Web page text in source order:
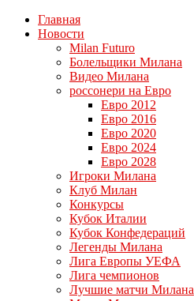
Главная
Новости
Milan Futuro
Болельщики Милана
Видео Милана
россонери на Евро
Евро 2012
Евро 2016
Евро 2020
Евро 2024
Евро 2028
Игроки Милана
Клуб Милан
Конкурсы
Кубок Италии
Кубок Конфедераций
Легенды Милана
Лига Европы УЕФА
Лига чемпионов
Лучшие матчи Милана